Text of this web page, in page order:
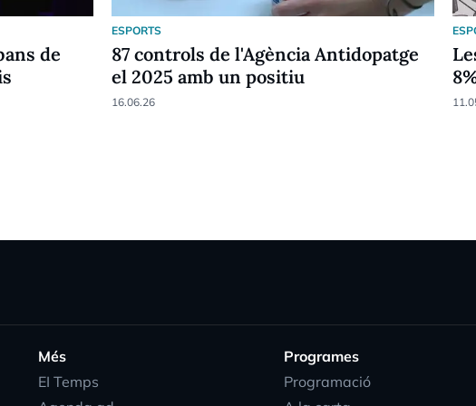
de
ESPORTS
87 controls de l'Agència Antidopatge
el 2025 amb un positiu
16.06.26
Més
EI Temps
Programes
Programació